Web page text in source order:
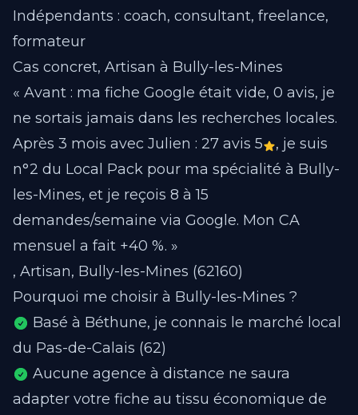
Indépendants : coach, consultant, freelance,
formateur
Cas concret, Artisan à Bully-les-Mines
« Avant : ma fiche Google était vide, 0 avis, je
ne sortais jamais dans les recherches locales.
Après 3 mois avec Julien : 27 avis 5
, je suis
n°2 du Local Pack pour ma spécialité à Bully-
les-Mines, et je reçois 8 à 15
demandes/semaine via Google. Mon CA
mensuel a fait +40 %. »
, Artisan, Bully-les-Mines (62160)
Pourquoi me choisir à Bully-les-Mines ?
Basé à Béthune, je connais le marché local
du Pas-de-Calais (62)
Aucune agence à distance ne saura
adapter votre fiche au tissu économique de